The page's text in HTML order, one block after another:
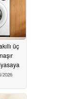
üç
2026